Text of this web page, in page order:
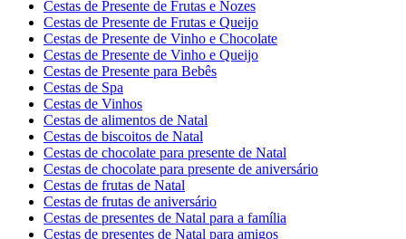
Cestas de Presente de Frutas e Nozes
Cestas de Presente de Frutas e Queijo
Cestas de Presente de Vinho e Chocolate
Cestas de Presente de Vinho e Queijo
Cestas de Presente para Bebês
Cestas de Spa
Cestas de Vinhos
Cestas de alimentos de Natal
Cestas de biscoitos de Natal
Cestas de chocolate para presente de Natal
Cestas de chocolate para presente de aniversário
Cestas de frutas de Natal
Cestas de frutas de aniversário
Cestas de presentes de Natal para a família
Cestas de presentes de Natal para amigos